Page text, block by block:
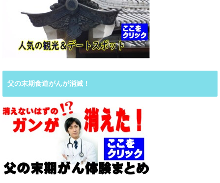
父の末期食道がんが消滅！